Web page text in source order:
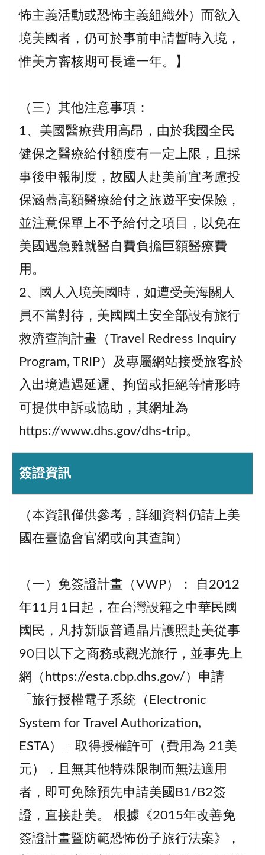
怖主義活動或恐怖主義組織外）而欲入
境美國者，仍可於事前申請暫時入境，
惟美方審核期可長達一年。】
（三）其他注意事項：
1、美國醫療費用高昂，由於我國全民
健保之醫療給付額度有一定上限，且採
事後申報制度，故國人赴美前宜考慮投
保涵蓋高額醫療給付之旅遊平安保險，
並注意保單上不予給付之項目，以免在
美國遇急難就醫自費負擔巨額醫療費
用。
2、國人入境美國時，如遭受美海關人
員不當對待，美國國土安全部設有旅行
救濟查詢計畫（Travel Redress Inquiry
Program, TRIP）及專屬網站接受旅客於
入出境遭遇延遲、拘留或拒絕等情形時
可提供申訴或協助，其網址為
https://www.dhs.gov/dhs-trip。
簽證資訊
（本資訊僅供參考，詳細資料仍請上美
國在臺協會官網或向其查詢）
（一）免簽證計畫（VWP）： 自2012
年11月1日起，在台灣設籍之中華民國
國民，凡持新版普通晶片護照赴美從事
90日以下之商務或觀光旅行，並事先上
網（https://esta.cbp.dhs.gov/）申請
「旅行授權電子系統（Electronic
System for Travel Authorization,
ESTA）」取得授權許可（費用為 21美
元），且無其他特殊限制而無法適用
者，即可免除預先申請美國B1/B2簽
證，直接赴美。 根據《2015年改善免
簽證計畫暨防範恐怖份子旅行法案》，